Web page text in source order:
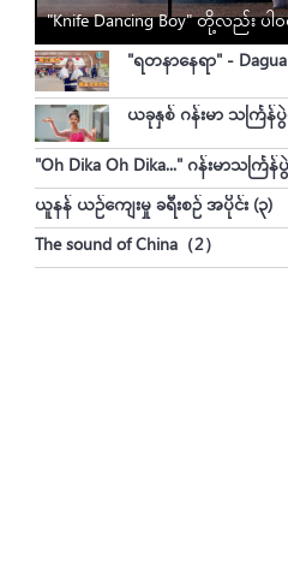
"Knife Dancing Boy" တို့လည်း ပ
ယူနန် ယဉ်ကျေးမှု ခရီးစဉ် အပိုင်း (၃)
The sound of China（2）